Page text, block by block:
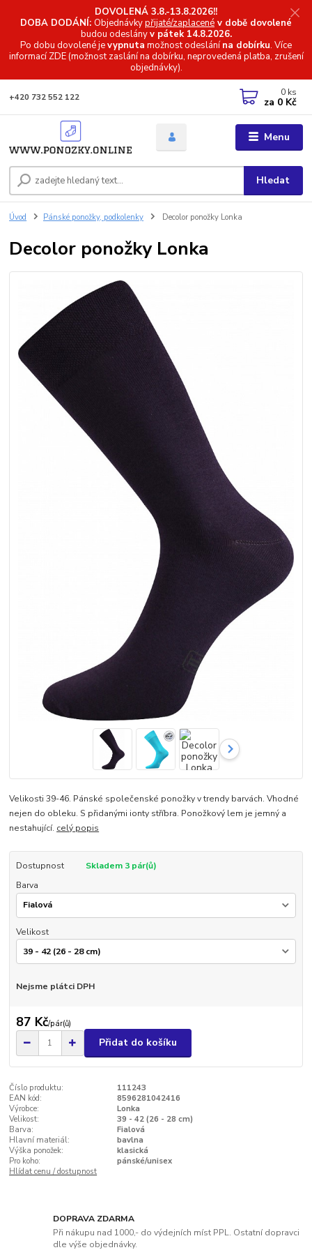
DOVOLENÁ 3.8.-13.8.2026!!
DOBA DODÁNÍ: Objednávkypřijaté/zaplacené v době dovolené
budou odeslányv pátek 14.8.2026.
Po dobu dovolené jevypnuta možnost odeslánína dobírku. Více
informacíZDE (možnost zaslání na dobírku, neprovedená platba, zrušení
objednávky).
Menu
Hledat
+420 732 552 122 0 ks
za 0 Kč
Úvod Pánské ponožky, podkolenky Decolor ponožky Lonka
Decolor ponožky Lonka
Velikosti 39-46. Pánské společenské ponožky v trendy barvách. Vhodné
nejen do obleku. S přidanými ionty stříbra. Ponožkový lem je jemný a
nestahující. celý popis
Dostupnost
Skladem 3 pár(ů)
Barva
Velikost
Nejsme plátci DPH
87 Kč/pár(ů)
Přidat do košíku
Číslo produktu:
111243
EAN kód:
8596281042416
Výrobce:
Lonka
Velikost:
39 - 42 (26 - 28 cm)
Barva:
Fialová
Hlavní materiál:
bavlna
Výška ponožek:
klasická
Pro koho:
pánské/unisex
Hlídat cenu / dostupnost
DOPRAVA ZDARMA
Při nákupu nad 1000,- do výdejních míst PPL. Ostatní dopravci
dle výše objednávky.